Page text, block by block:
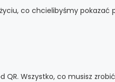
co chcielibyśmy pokazać
QR. Wszystko, co musisz